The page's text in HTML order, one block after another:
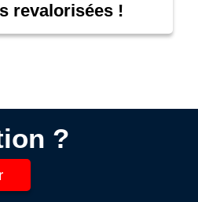
revalorisées !
?